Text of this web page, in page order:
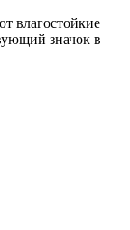
влагостойкие
значок в